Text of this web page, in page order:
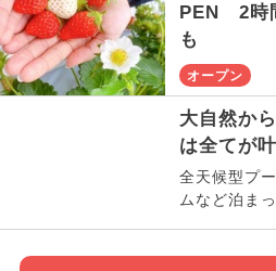
PEN 2時
も
オープン
大自然か
は全てが
全天候型プ
ムなど泊ま